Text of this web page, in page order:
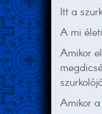
Itt a
A mi
Amikor
Amikor